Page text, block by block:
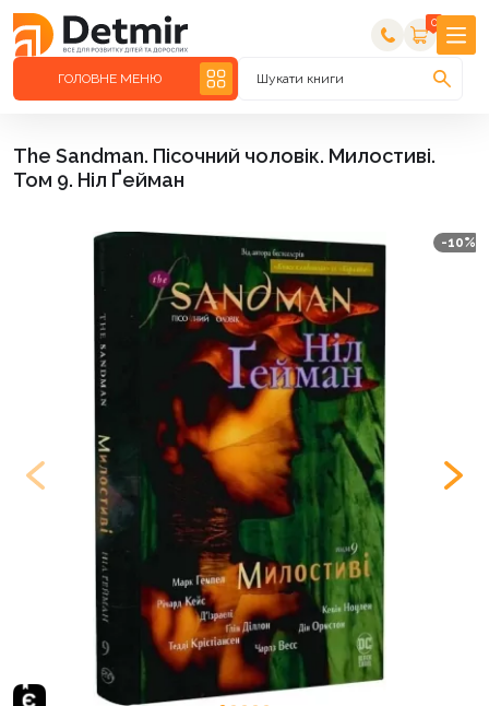
0
ГОЛОВНЕ МЕНЮ Шукати книги
The Sandman. Пісочний чоловік. Милостиві.
Том 9. Ніл Ґейман
-10%